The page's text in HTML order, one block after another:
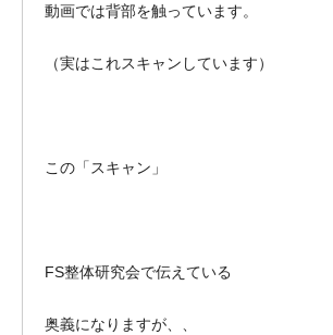
動画では背部を触っています。
（実はこれスキャンしています）
この「スキャン」
FS整体研究会で伝えている
奥義になりますが、、